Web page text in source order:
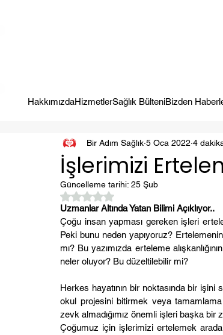
HakkımızdaHizmetlerSağlık BülteniBizden
İşlerimizi
Bir Adım Sağlık 5 Oca 2022 4
Güncelleme tarihi: 25 Şub
5 üzerinden NaN yıldız
Uzmanlar Altında Yatan Bilimi Açıklıyor..
Çoğu insan yapması gereken işleri
Peki bunu neden yapıyoruz?
mı? Bu yazımızda erteleme
neler oluyor? Bu düzeltilebilir mi?
Herkes hayatının bir noktasında bir
okul projesini bitirmek veya
zevk almadığımız önemli işleri başka
Çoğumuz için işlerimizi ertelemek arada